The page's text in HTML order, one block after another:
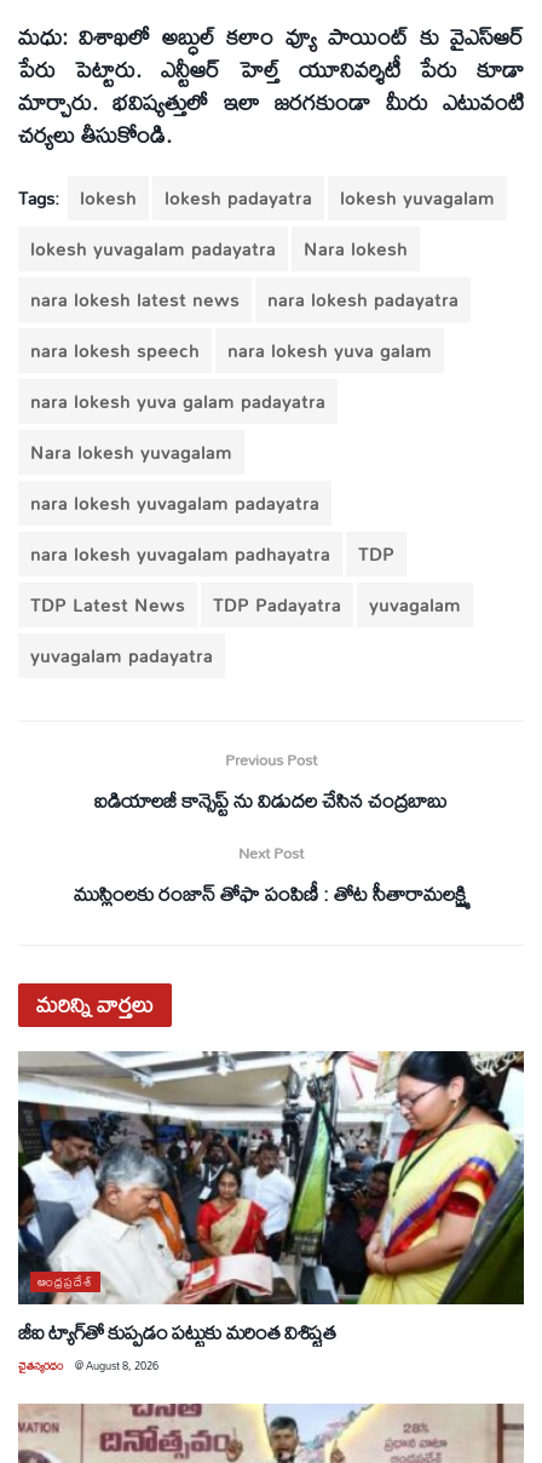
మధు: విశాఖలో అబ్ధుల్ కలాం వ్యూ పాయింట్ కు వైఎస్ఆర్
పేరు పెట్టారు. ఎన్టీఆర్ హెల్త్ యూనివర్శిటీ పేరు కూడా
మార్చారు. భవిష్యత్తులో ఇలా జరగకుండా మీరు ఎటువంటి
చర్యలు తీసుకోండి.
Tags: lokesh lokesh padayatra
lokesh yuvagalam
lokesh yuvagalam padayatra
Nara lokesh
nara lokesh latest news
nara lokesh padayatra
nara lokesh speech
nara lokesh yuva galam
nara lokesh yuva galam padayatra
Nara lokesh yuvagalam
nara lokesh yuvagalam padayatra
nara lokesh yuvagalam padhayatra
TDP
TDP Latest News
TDP Padayatra
yuvagalam
yuvagalam padayatra
Previous Post
ఐడియాలజీ కాన్సెప్ట్ ను విడుదల చేసిన చంద్రబాబు
Next Post
ముస్లింలకు రంజాన్‌ తోఫా పంపిణీ : తోట సీతారామలక్ష్మి
మరిన్నివార్తలు
ఆంధ్రప్రదేశ్
జీఐ ట్యాగ్‌తో కుప్పడం పట్టుకు మరింత విశిష్టత
చైతన్యరధం @August 8, 2026